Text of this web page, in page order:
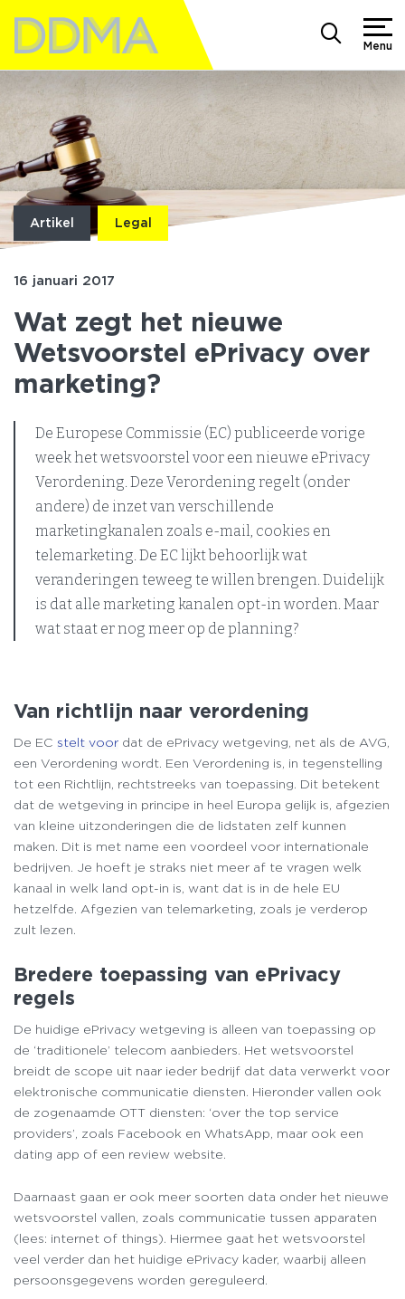
Menu
Artikel Legal
16 januari 2017
Wat zegt het nieuwe
Wetsvoorstel ePrivacy over
marketing?
De Europese Commissie (EC) publiceerde vorige
week het wetsvoorstel voor een nieuwe ePrivacy
Verordening. Deze Verordening regelt (onder
andere) de inzet van verschillende
marketingkanalen zoals e-mail, cookies en
telemarketing. De EC lijkt behoorlijk wat
veranderingen teweeg te willen brengen. Duidelijk
is dat alle marketing kanalen opt-in worden. Maar
wat staat er nog meer op de planning?
Van richtlijn naar verordening
De EC stelt voor dat de ePrivacy wetgeving, net als de AVG,
een Verordening wordt. Een Verordening is, in tegenstelling
tot een Richtlijn, rechtstreeks van toepassing. Dit betekent
dat de wetgeving in principe in heel Europa gelijk is, afgezien
van kleine uitzonderingen die de lidstaten zelf kunnen
maken. Dit is met name een voordeel voor internationale
bedrijven. Je hoeft je straks niet meer af te vragen welk
kanaal in welk land opt-in is, want dat is in de hele EU
hetzelfde. Afgezien van telemarketing, zoals je verderop
zult lezen.
Bredere toepassing van ePrivacy
regels
De huidige ePrivacy wetgeving is alleen van toepassing op
de ‘traditionele’ telecom aanbieders. Het wetsvoorstel
breidt de scope uit naar ieder bedrijf dat data verwerkt voor
elektronische communicatie diensten. Hieronder vallen ook
de zogenaamde OTT diensten: ‘over the top service
providers’, zoals Facebook en WhatsApp, maar ook een
dating app of een review website.
Daarnaast gaan er ook meer soorten data onder het nieuwe
wetsvoorstel vallen, zoals communicatie tussen apparaten
(lees: internet of things). Hiermee gaat het wetsvoorstel
veel verder dan het huidige ePrivacy kader, waarbij alleen
persoonsgegevens worden gereguleerd.